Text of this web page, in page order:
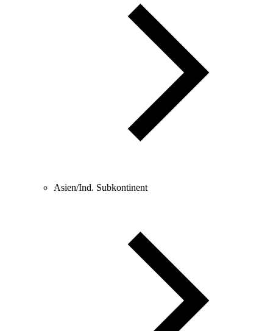
Asien/Ind. Subkontinent